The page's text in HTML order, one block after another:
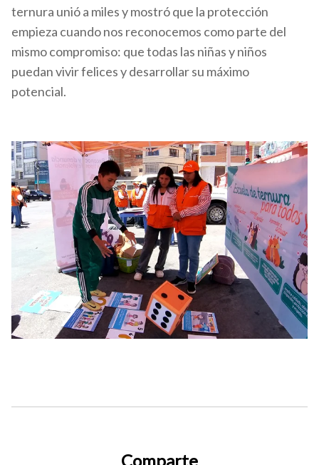
ternura unió a miles y mostró que la protección
empieza cuando nos reconocemos como parte del
mismo compromiso: que todas las niñas y niños
puedan vivir felices y desarrollar su máximo
potencial.
Comparte